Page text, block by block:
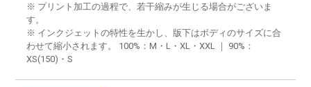
※ プリント加工の過程で、若干縮みが生じる場合がございま
す。
※ インクジェットの特性を生かし、版下はボディのサイズに合
わせて縮小されます。 100%：M・L・XL・XXL ｜ 90%：
XS(150)・S